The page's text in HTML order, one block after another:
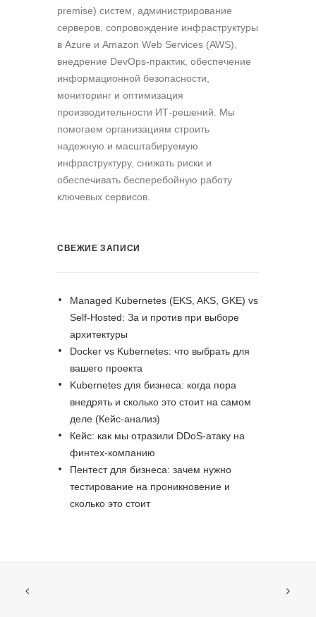
premise) систем, администрирование
серверов, сопровождение инфраструктуры
в Azure и Amazon Web Services (AWS),
внедрение DevOps-практик, обеспечение
информационной безопасности,
мониторинг и оптимизация
производительности ИТ-решений. Мы
помогаем организациям строить
надежную и масштабируемую
инфраструктуру, снижать риски и
обеспечивать бесперебойную работу
ключевых сервисов.
СВЕЖИЕ ЗАПИСИ
Managed Kubernetes (EKS, AKS, GKE) vs
Self-Hosted: За и против при выборе
архитектуры
Docker vs Kubernetes: что выбрать для
вашего проекта
Kubernetes для бизнеса: когда пора
внедрять и сколько это стоит на самом
деле (Кейс-анализ)
Кейс: как мы отразили DDoS-атаку на
финтех-компанию
Пентест для бизнеса: зачем нужно
тестирование на проникновение и
сколько это стоит